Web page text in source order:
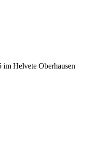
Helvete Oberhausen